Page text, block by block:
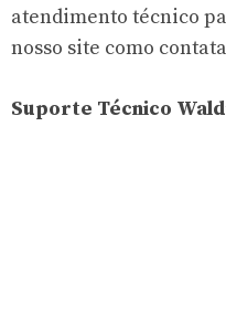
atendimento técnico
nosso site como
Suporte Técnico